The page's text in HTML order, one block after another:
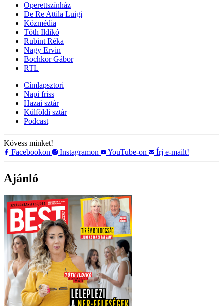
Operettszínház
De Re Attila Luigi
Közmédia
Tóth Ildikó
Rubint Réka
Nagy Ervin
Bochkor Gábor
RTL
Címlapsztori
Napi friss
Hazai sztár
Külföldi sztár
Podcast
Kövess minket!
Facebookon
Instagramon YouTube-on Írj e-mailt!
Ajánló